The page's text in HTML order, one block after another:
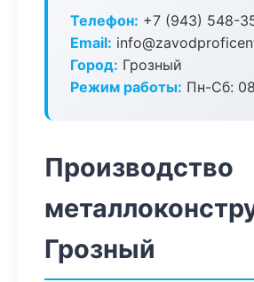
Телефон: +7 (943) 548-
Email:
Город: Грозный
Режим работы: Пн-Сб:
Производство
Грозный